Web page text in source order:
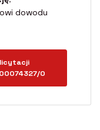
dowodu
licytacji
00074327/0